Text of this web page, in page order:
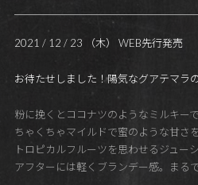
2021 / 12 / 23 （木） WEB先行発売
お待たせしました！陽気なグアテマラ
粉に挽くとココナツのようなミルキー
ちゃくちゃマイルドで蜜のような甘さ
トロピカルフルーツを思わせるジュー
アフターには軽くブランデー感。まる